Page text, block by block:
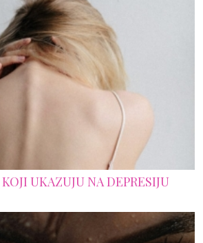
UKAZUJU NA DEPRESIJU